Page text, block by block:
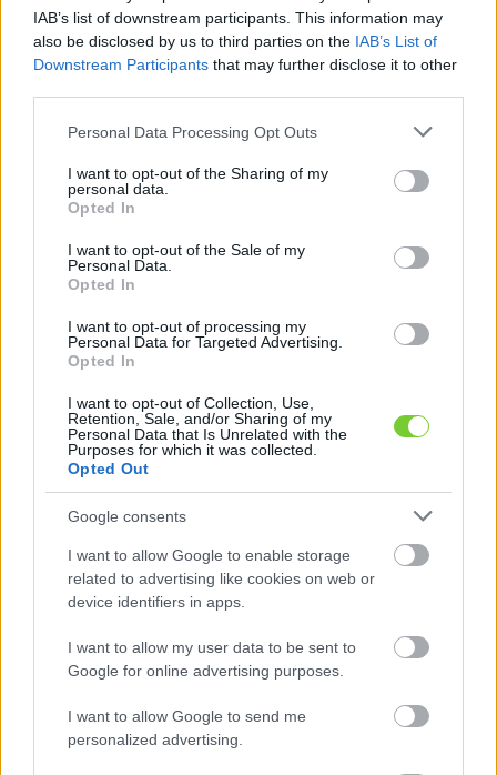
IAB’s list of downstream participants. This information may
also be disclosed by us to third parties on the IAB’s List of
Downstream Participants that may further disclose it to other
Please note that this website/app uses one or more Google
not limited to your visit or usage behaviour. You may click to
grant or deny consent to Google and its third-party tags to
use your data for below specified purposes in below Google
consent section.
Personal Data Processing Opt Outs
I want to opt-out of the Sharing of my
personal data.
Opted In
I want to opt-out of the Sale of my
Personal Data.
Opted In
I want to opt-out of processing my
Personal Data for Targeted Advertising.
Opted In
I want to opt-out of Collection, Use,
Retention, Sale, and/or Sharing of my
Personal Data that Is Unrelated with the
Purposes for which it was collected.
Opted Out
Google consents
I want to allow Google to enable storage
related to advertising like cookies on web or
device identifiers in apps.
I want to allow my user data to be sent to
Google for online advertising purposes.
I want to allow Google to send me
personalized advertising.
Felhasználónév
Jelszó
Elfelejtette jelszavát?
Bejelentkezés
faiskola.hu
Kertészeti, kerti termékek és szolgáltatások térképes
KERTÉSZ ÉS KERTÉSZET REGISZTRÁCIÓ
Molyhos nyír (Betula
pubescens)
A molyhos nyír nagy bokor vagy kisebb fa, de 15-25
méter magasra is megnőhet. A közönséges nyírhez
eltérések is vannak köztük, a közönséges nyír diploid,
míg a molyhos nyír tetraploid kromoszómaszámú. Ágai
szétterülnek, a vesszők vége nem bókol. A kéreg
világosbarnás, helyenként ezüstfehér is lehet, de a törzs